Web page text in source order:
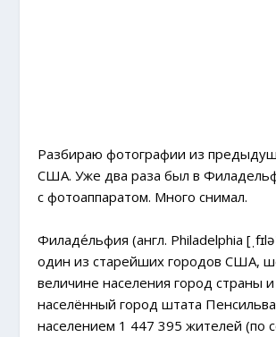
Разбираю фотографии из
США. Уже два раза был в
с фотоаппаратом. Много снимал.
Филаде́льфия (англ. Philadelphia
один из старейших городов США,
величине населения город страны
населённый город штата
населением 1 447 395 жителей (по